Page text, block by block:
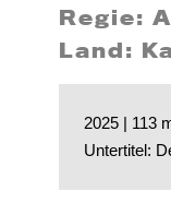
Regie:
Land:
2025 | 113
Untertitel: